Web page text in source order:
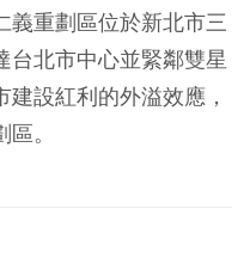
義重劃區位於新北市三
台北市中心並緊鄰雙星
設紅利的外溢效應，
。